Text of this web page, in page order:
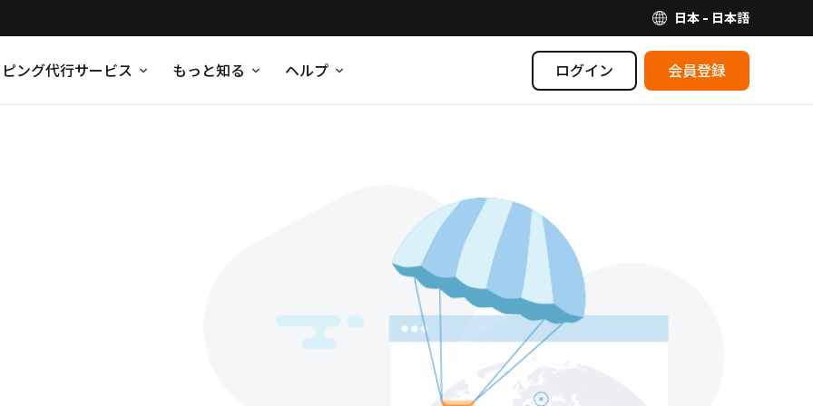
日本 - 日本語
ング代行サービス もっと知る ヘルプ ログイン 会員登録